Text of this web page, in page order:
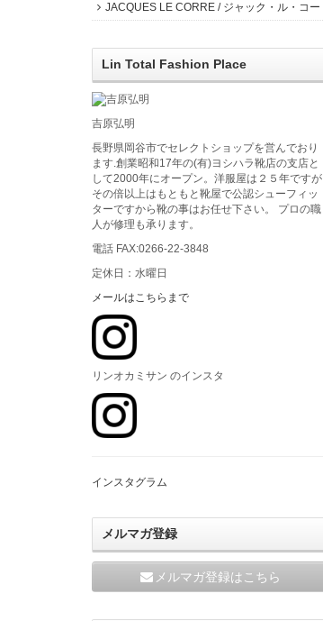
JACQUES LE CORRE / ジャック・ル・コー
Lin Total Fashion Place
吉原弘明
長野県岡谷市でセレクトショップを営んでおり
ます.創業昭和17年の(有)ヨシハラ靴店の支店と
して2000年にオープン。洋服屋は２５年ですが
その倍以上はもともと靴屋で公認シューフィッ
ターですから靴の事はお任せ下さい。 プロの職
人が修理も承ります。
電話 FAX:0266-22-3848
定休日：水曜日
メールはこちらまで
リンオカミサン のインスタ
インスタグラム
メルマガ登録
メルマガ登録はこちら